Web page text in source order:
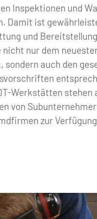
Inspektionen und
Damit ist
und
nicht nur dem
sondern auch den
Werkstätten stehen
von
zur